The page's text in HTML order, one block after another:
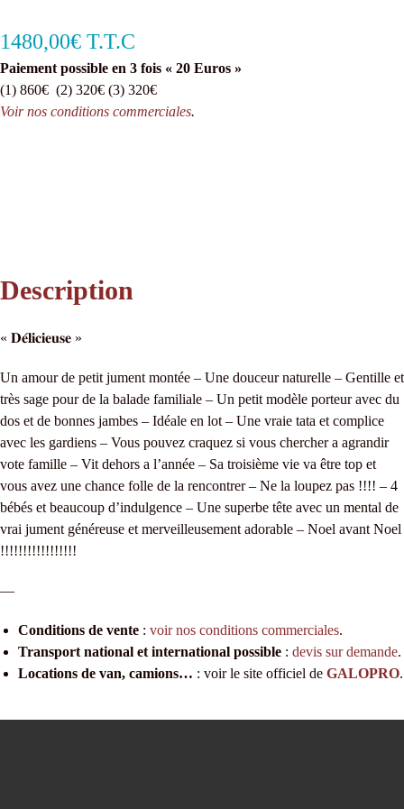
1480,00€ T.T.C
Paiement possible en 3 fois « 20 Euros »
(1) 860€ (2) 320€ (3) 320€
Voir nos conditions commerciales.
Description
« 𝐃𝐞́𝐥𝐢𝐜𝐢𝐞𝐮𝐬𝐞 »
Un amour de petit jument montée – Une douceur naturelle – Gentille et
très sage pour de la balade familiale – Un petit modèle porteur avec du
dos et de bonnes jambes – Idéale en lot – Une vraie tata et complice
avec les gardiens – Vous pouvez craquez si vous chercher a agrandir
vote famille – Vit dehors a l’année – Sa troisième vie va être top et
vous avez une chance folle de la rencontrer – Ne la loupez pas !!!! – 4
bébés et beaucoup d’indulgence – Une superbe tête avec un mental de
vrai jument généreuse et merveilleusement adorable – Noel avant Noel
!!!!!!!!!!!!!!!!!
—
Conditions de vente : voir nos conditions commerciales.
Transport national et international possible : devis sur demande.
Locations de van, camions… : voir le site officiel de GALOPRO.